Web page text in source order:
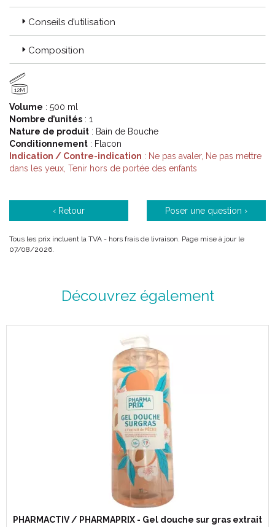
Conseils d’utilisation
Composition
12M
Volume : 500 ml
Nombre d’unités : 1
Nature de produit : Bain de Bouche
Conditionnement : Flacon
Indication / Contre-indication : Ne pas avaler, Ne pas mettre
dans les yeux, Tenir hors de portée des enfants
‹ Retour Poser une question ›
Tous les prix incluent la TVA - hors frais de livraison. Page mise à jour le
07/08/2026.
Découvrez également
PHARMACTIV / PHARMAPRIX - Gel douche sur gras extrait